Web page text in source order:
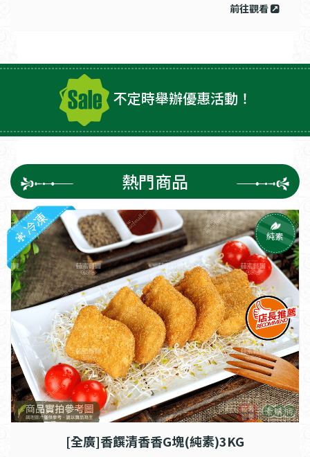
前往觀看
不定時舉辦優惠活動！
熱門商品
[全廣]香饌清香香G塊(純素)3KG
冷凍 純素